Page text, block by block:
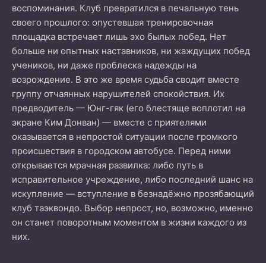
воспоминания. Клуб превратился в печальную тень
своего прошлого: опустевшая тренировочная
площадка встречает лишь эхо былых побед. Нет
больше ни опытных наставников, ни жаждущих побед
учеников, ни даже проблеска надежды на
возрождение. В это же время судьба сводит вместе
группу отчаянных нарушителей спокойствия. Их
предводитель — Юнг-гяк (его блестяще воплотил на
экране Ким Донван) — вместе с приятелями
оказывается в непростой ситуации после громкого
происшествия в городском автобусе. Перед ними
открывается мрачная развилка: либо путь в
исправительное учреждение, либо последний шанс на
искупление — вступление в безнадёжно прозябающий
клуб таэквондо. Выбор непрост, но, возможно, именно
он станет поворотным моментом в жизни каждого из
них.